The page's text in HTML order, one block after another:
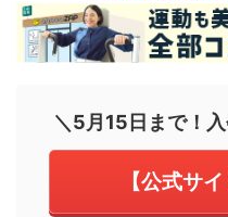
＼5月15日まで！
【公式サ